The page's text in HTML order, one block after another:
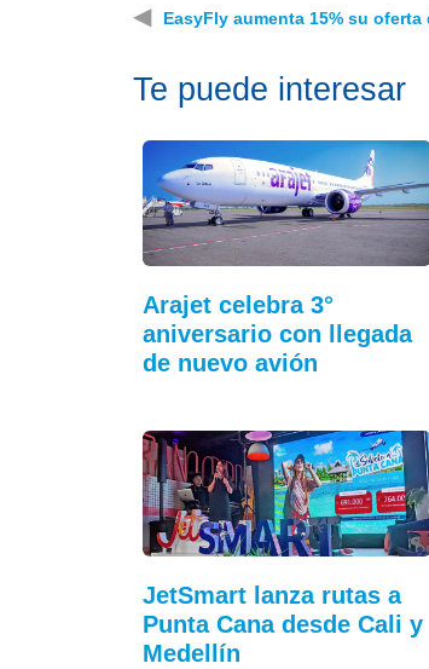
◀ EasyFly aumenta 15% su
Te puede interesar
Arajet celebra 3°
aniversario con llegada
de nuevo avión
JetSmart lanza rutas a
Punta Cana desde Cali y
Medellín